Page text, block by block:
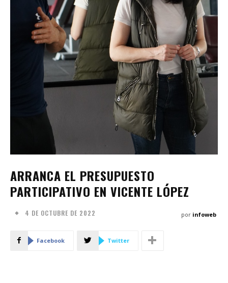
ARRANCA EL PRESUPUESTO
PARTICIPATIVO EN VICENTE LÓPEZ
4 DE OCTUBRE DE 2022 por infoweb
Facebook Twitter